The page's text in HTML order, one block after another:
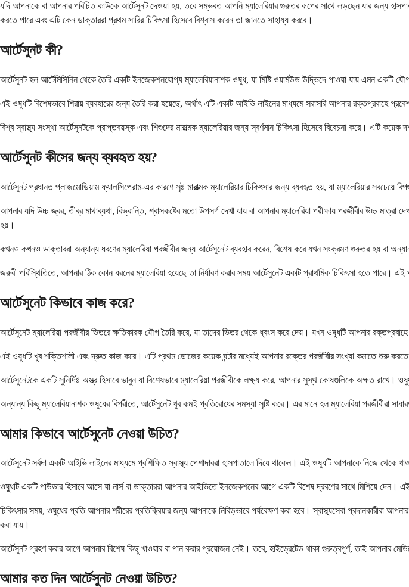
যদি আপনাকে বা আপনার পরিচিত কাউকে আর্টেসুনট দেওয়া হয়, তবে সম্ভবত আপনি ম্যালেরিয়ার গুরুতর রূপের সাথে লড়ছেন যার জন্য
করতে পারে এবং এটি কেন ডাক্তাররা প্রথম সারির চিকিৎসা হিসেবে বিশ্বাস করেন তা জানতে সাহায্য করবে।
আর্টেসুনট কী?
আর্টেসুনট হল আর্টেমিসিনিন থেকে তৈরি একটি ইনজেকশনযোগ্য ম্যালেরিয়ানাশক ওষুধ, যা মিষ্টি ওয়ার্মউড উদ্ভিদে পাওয়া যায় এমন
এই ওষুধটি বিশেষভাবে শিরায় ব্যবহারের জন্য তৈরি করা হয়েছে, অর্থাৎ এটি একটি আইভি লাইনের মাধ্যমে সরাসরি আপনার রক্তপ্রবাহে
বিশ্ব স্বাস্থ্য সংস্থা আর্টেসুনটকে প্রাপ্তবয়স্ক এবং শিশুদের মারাত্মক ম্যালেরিয়ার জন্য স্বর্ণমান চিকিৎসা হিসেবে বিবেচনা করে। এটি
আর্টেসুনট কীসের জন্য ব্যবহৃত হয়?
আর্টেসুনট প্রধানত প্লাজমোডিয়াম ফ্যালসিপেরাম-এর কারণে সৃষ্ট মারাত্মক ম্যালেরিয়ার চিকিৎসার জন্য ব্যবহৃত হয়, যা ম্যালেরিয়ার
আপনার যদি উচ্চ জ্বর, তীব্র মাথাব্যথা, বিভ্রান্তি, শ্বাসকষ্টের মতো উপসর্গ দেখা যায় বা আপনার ম্যালেরিয়া পরীক্ষায় পরজীবীর উচ্চ
হয়।
কখনও কখনও ডাক্তাররা অন্যান্য ধরণের ম্যালেরিয়া পরজীবীর জন্য আর্টেসুনেট ব্যবহার করেন, বিশেষ করে যখন সংক্রমণ গুরুতর হয় বা
জরুরী পরিস্থিতিতে, আপনার ঠিক কোন ধরনের ম্যালেরিয়া হয়েছে তা নির্ধারণ করার সময় আর্টেসুনেট একটি প্রাথমিক চিকিৎসা হতে পারে।
আর্টেসুনেট কিভাবে কাজ করে?
আর্টেসুনেট ম্যালেরিয়া পরজীবীর ভিতরে ক্ষতিকারক যৌগ তৈরি করে, যা তাদের ভিতর থেকে ধ্বংস করে দেয়। যখন ওষুধটি আপনার
এই ওষুধটি খুব শক্তিশালী এবং দ্রুত কাজ করে। এটি প্রথম ডোজের কয়েক ঘন্টার মধ্যেই আপনার রক্তের পরজীবীর সংখ্যা কমাতে শুরু করতে
আর্টেসুনেটকে একটি সুনির্দিষ্ট অস্ত্র হিসাবে ভাবুন যা বিশেষভাবে ম্যালেরিয়া পরজীবীকে লক্ষ্য করে, আপনার সুস্থ কোষগুলিকে অক্ষত রাখে।
অন্যান্য কিছু ম্যালেরিয়ানাশক ওষুধের বিপরীতে, আর্টেসুনেট খুব কমই প্রতিরোধের সমস্যা সৃষ্টি করে। এর মানে হল ম্যালেরিয়া পরজীবীরা
আমার কিভাবে আর্টেসুনেট নেওয়া উচিত?
আর্টেসুনেট সর্বদা একটি আইভি লাইনের মাধ্যমে প্রশিক্ষিত স্বাস্থ্য পেশাদাররা হাসপাতালে দিয়ে থাকেন। এই ওষুধটি আপনাকে নিজে থেকে
ওষুধটি একটি পাউডার হিসাবে আসে যা নার্স বা ডাক্তাররা আপনার আইভিতে ইনজেকশনের আগে একটি বিশেষ দ্রবণের সাথে মিশিয়ে দেন।
চিকিৎসার সময়, ওষুধের প্রতি আপনার শরীরের প্রতিক্রিয়ার জন্য আপনাকে নিবিড়ভাবে পর্যবেক্ষণ করা হবে। স্বাস্থ্যসেবা প্রদানকারীরা
করা যায়।
আর্টেসুনট গ্রহণ করার আগে আপনার বিশেষ কিছু খাওয়ার বা পান করার প্রয়োজন নেই। তবে, হাইড্রেটেড থাকা গুরুত্বপূর্ণ, তাই আপনার
আমার কত দিন আর্টেসুনট নেওয়া উচিত?